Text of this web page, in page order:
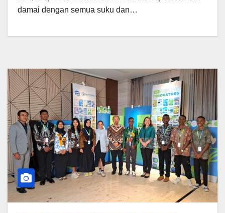
damai dengan semua suku dan…